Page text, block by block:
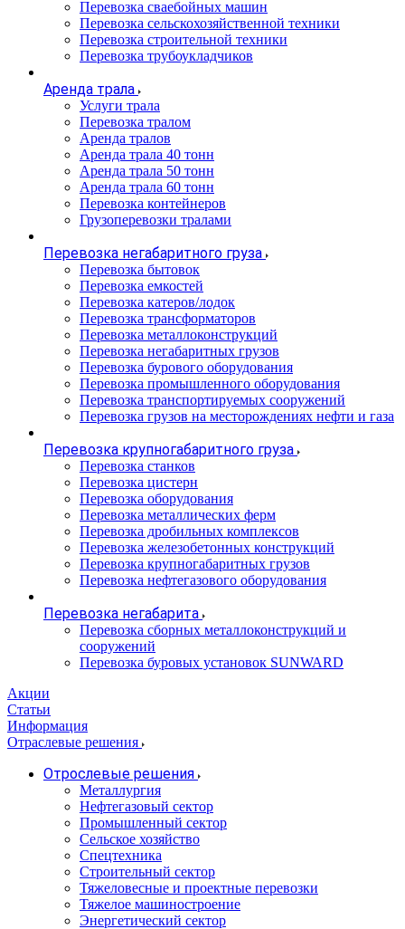
Перевозка сваебойных машин
Перевозка сельскохозяйственной техники
Перевозка строительной техники
Перевозка трубоукладчиков
Аренда трала
Услуги трала
Перевозка тралом
Аренда тралов
Аренда трала 40 тонн
Аренда трала 50 тонн
Аренда трала 60 тонн
Перевозка контейнеров
Грузоперевозки тралами
Перевозка негабаритного груза
Перевозка бытовок
Перевозка емкостей
Перевозка катеров/лодок
Перевозка трансформаторов
Перевозка металлоконструкций
Перевозка негабаритных грузов
Перевозка бурового оборудования
Перевозка промышленного оборудования
Перевозка транспортируемых сооружений
Перевозка грузов на месторождениях нефти и газа
Перевозка крупногабаритного груза
Перевозка станков
Перевозка цистерн
Перевозка оборудования
Перевозка металлических ферм
Перевозка дробильных комплексов
Перевозка железобетонных конструкций
Перевозка крупногабаритных грузов
Перевозка нефтегазового оборудования
Перевозка негабарита
Перевозка сборных металлоконструкций и
сооружений
Перевозка буровых установок SUNWARD
Акции
Статьи
Информация
Отраслевые решения
Отрослевые решения
Металлургия
Нефтегазовый сектор
Промышленный сектор
Сельское хозяйство
Спецтехника
Строительный сектор
Тяжеловесные и проектные перевозки
Тяжелое машиностроение
Энергетический сектор